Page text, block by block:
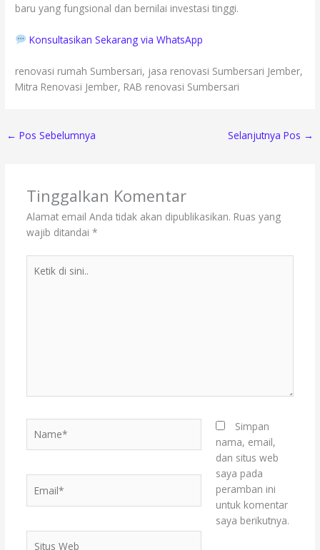
baru yang fungsional dan bernilai investasi tinggi.
Konsultasikan Sekarang via WhatsApp
renovasi rumah Sumbersari, jasa renovasi Sumbersari Jember,
Mitra Renovasi Jember, RAB renovasi Sumbersari
← Pos Sebelumnya Selanjutnya Pos →
Tinggalkan Komentar
Alamat email Anda tidak akan dipublikasikan. Ruas yang
wajib ditandai *
Simpan
nama, email,
dan situs web
saya pada
peramban ini
untuk komentar
saya berikutnya.